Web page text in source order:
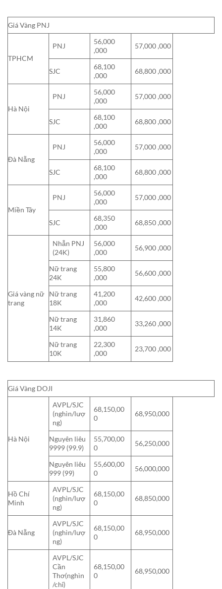
Giá Vàng PNJ
TPHCM
PNJ
56,000
,000
57,000 ,000
SJC
68,100
,000
68,800 ,000
Hà Nội
PNJ
56,000
,000
57,000 ,000
SJC
68,100
,000
68,800 ,000
Đà Nẵng
PNJ
56,000
,000
57,000 ,000
SJC
68,100
,000
68,800 ,000
Miền Tây
PNJ
56,000
,000
57,000 ,000
SJC
68,350
,000
68,850 ,000
Giá vàng nữ
trang
Nhẫn PNJ
(24K)
56,000
,000
56,900 ,000
Nữ trang
24K
55,800
,000
56,600 ,000
Nữ trang
18K
41,200
,000
42,600 ,000
Nữ trang
14K
31,860
,000
33,260 ,000
Nữ trang
10K
22,300
,000
23,700 ,000
Giá Vàng DOJI
Hà Nội
AVPL/SJC
(nghìn/lượ
ng)
68,150,00
0
68,950,000
Nguyên liêu
9999 (99.9)
55,700,00
0
56,250,000
Nguyên liêu
999 (99)
55,600,00
0
56,000,000
Hồ Chí
Minh
AVPL/SJC
(nghìn/lượ
ng)
68,150,00
0
68,850,000
Đà Nẵng
AVPL/SJC
(nghìn/lượ
ng)
68,150,00
0
68,950,000
AVPL/SJC
Cần
Thơ(nghìn
/chỉ)
68,150,00
0
68,950,000